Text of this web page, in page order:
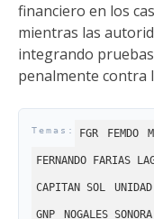
financiero en los
mientras las
integrando
penalmente contra
FGR FEMDO
FERNANDO FARIAS
CAPITAN SOL
GNP NOGALES SONORA